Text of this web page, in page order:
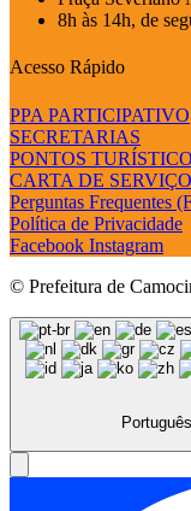
8h às 14h, de
Acesso Rápido
PPA PARTICIPATIVO
SECRETARIAS
PONTOS
CARTA DE
Perguntas Frequentes
Política de Privacidade
Facebook Instagram
© Prefeitura de